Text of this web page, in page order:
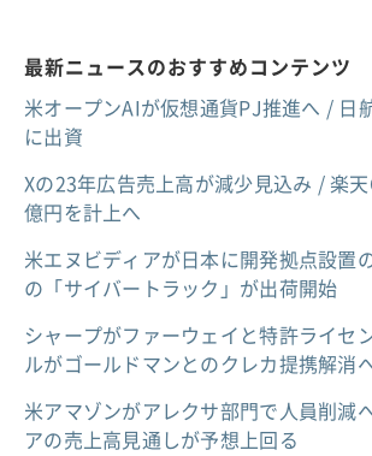
最新ニュースのおすすめコンテンツ
米オープンAIが仮想通貨PJ推進へ / 日
に出資
Xの23年広告売上高が減少見込み / 楽
億円を計上へ
米エヌビディアが日本に開発拠点設置
の「サイバートラック」が出荷開始
シャープがファーウェイと特許ライセ
ルがゴールドマンとのクレカ提携解消
米アマゾンがアレクサ部門で人員削減
アの売上高見通しが予想上回る